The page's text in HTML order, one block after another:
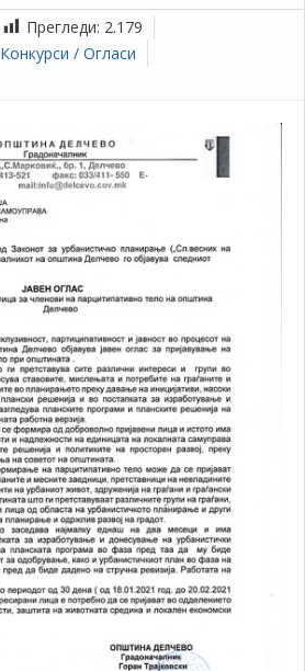
Прегледи: 2.179
Конкурси / Огласи